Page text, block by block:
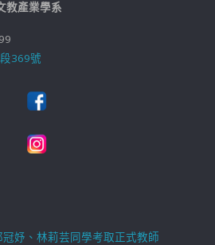
教產業學系
369號
冠妤、林莉芸同學考取正式教師